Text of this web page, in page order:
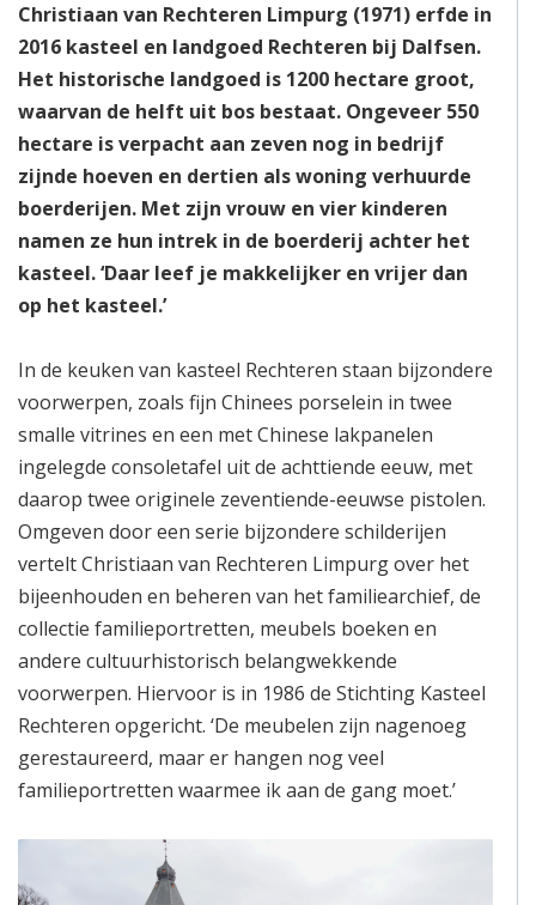
Christiaan van Rechteren Limpurg (1971) erfde in
2016 kasteel en landgoed Rechteren bij Dalfsen.
Het historische landgoed is 1200 hectare groot,
waarvan de helft uit bos bestaat. Ongeveer 550
hectare is verpacht aan zeven nog in bedrijf
zijnde hoeven en dertien als woning verhuurde
boerderijen. Met zijn vrouw en vier kinderen
namen ze hun intrek in de boerderij achter het
kasteel. ‘Daar leef je makkelijker en vrijer dan
op het kasteel.’
In de keuken van kasteel Rechteren staan bijzondere
voorwerpen, zoals fijn Chinees porselein in twee
smalle vitrines en een met Chinese lakpanelen
ingelegde consoletafel uit de achttiende eeuw, met
daarop twee originele zeventiende-eeuwse pistolen.
Omgeven door een serie bijzondere schilderijen
vertelt Christiaan van Rechteren Limpurg over het
bijeenhouden en beheren van het familiearchief, de
collectie familieportretten, meubels boeken en
andere cultuurhistorisch belangwekkende
voorwerpen. Hiervoor is in 1986 de Stichting Kasteel
Rechteren opgericht. ‘De meubelen zijn nagenoeg
gerestaureerd, maar er hangen nog veel
familieportretten waarmee ik aan de gang moet.’